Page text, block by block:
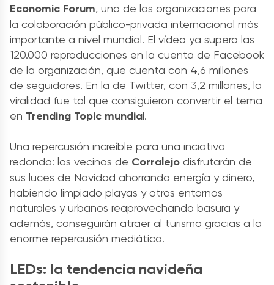
Economic Forum, una de las organizaciones para
la colaboración público-privada internacional más
importante a nivel mundial. El vídeo ya supera las
120.000 reproducciones en la cuenta de Facebook
de la organización, que cuenta con 4,6 millones
de seguidores. En la de Twitter, con 3,2 millones, la
viralidad fue tal que consiguieron convertir el tema
en Trending Topic mundial.
Una repercusión increíble para una inciativa
redonda: los vecinos de Corralejo disfrutarán de
sus luces de Navidad ahorrando energía y dinero,
habiendo limpiado playas y otros entornos
naturales y urbanos reaprovechando basura y
además, conseguirán atraer al turismo gracias a la
enorme repercusión mediática.
LEDs: la tendencia navideña